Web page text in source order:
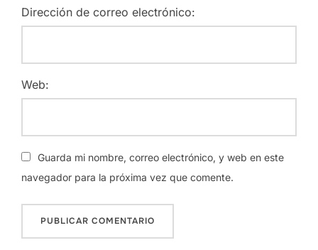
Dirección de correo electrónico:
Web:
Guarda mi nombre, correo electrónico, y web en este
navegador para la próxima vez que comente.